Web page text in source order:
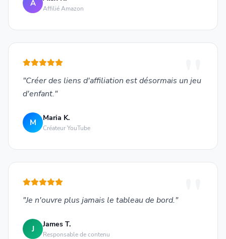
A
Affilié Amazon
"Créer des liens d'affiliation est désormais un jeu
d'enfant."
M Maria K.
Créateur YouTube
"Je n'ouvre plus jamais le tableau de bord."
J James T.
Responsable de contenu